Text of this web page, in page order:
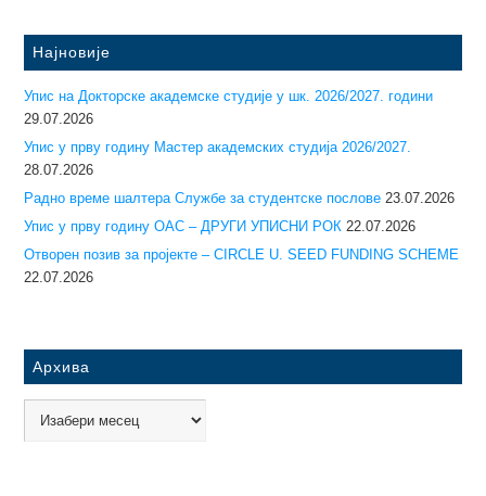
Најновије
Упис на Докторске академске студије у шк. 2026/2027. години
29.07.2026
Упис у прву годину Mастер академских студија 2026/2027.
28.07.2026
Радно време шалтера Службе за студентске послове 23.07.2026
Упис у прву годину ОАС – ДРУГИ УПИСНИ РОК 22.07.2026
Отворен позив за пројекте – CIRCLE U. SEED FUNDING SCHEME
22.07.2026
Архива